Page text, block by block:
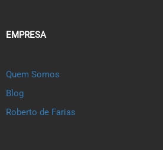
EMPRESA
Quem Somos
Blog
Roberto de Farias